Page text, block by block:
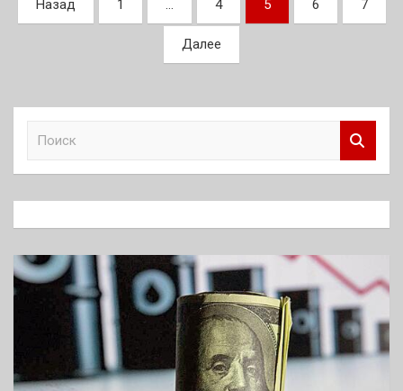
записей
Назад 1 … 4 5 6 7
Далее
к